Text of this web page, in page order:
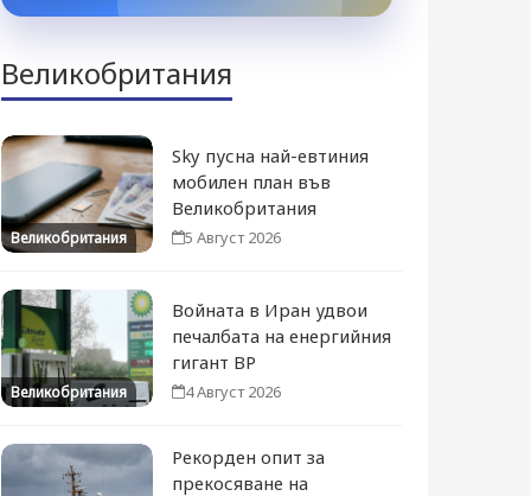
Великобритания
Великобритания
Sky пусна най-евтиния
мобилен план във
Великобритания
5 Август 2026
Великобритания
Войната в Иран удвои
печалбата на енергийния
гигант BP
4 Август 2026
Рекорден опит за
прекосяване на